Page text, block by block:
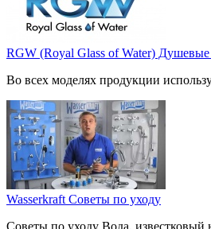
RGW (Royal Glass of Water)
Во всех моделях продукции
Wasserkraft Советы по уходу
Советы по уходу Вода, известковый